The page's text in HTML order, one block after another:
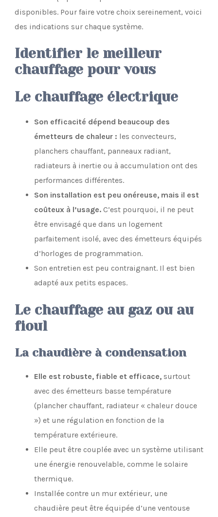
disponibles. Pour faire votre choix sereinement, voici
des indications sur chaque système.
Identifier le meilleur
chauffage pour vous
Le chauffage électrique
Son efficacité dépend beaucoup des
émetteurs de chaleur : les convecteurs,
planchers chauffant, panneaux radiant,
radiateurs à inertie ou à accumulation ont des
performances différentes.
Son installation est peu onéreuse, mais il est
coûteux à l’usage. C’est pourquoi, il ne peut
être envisagé que dans un logement
parfaitement isolé, avec des émetteurs équipés
d’horloges de programmation.
Son entretien est peu contraignant. Il est bien
adapté aux petits espaces.
Le chauffage au gaz ou au
fioul
La chaudière à condensation
Elle est robuste, fiable et efficace, surtout
avec des émetteurs basse température
(plancher chauffant, radiateur « chaleur douce
») et une régulation en fonction de la
température extérieure.
Elle peut être couplée avec un système utilisant
une énergie renouvelable, comme le solaire
thermique.
Installée contre un mur extérieur, une
chaudière peut être équipée d’une ventouse